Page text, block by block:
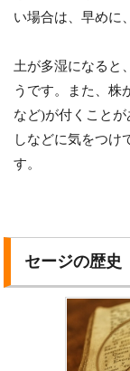
い場合は、早めに
土が多湿になると
うです。また、株
など)が付くこと
しなどに気をつけ
す。
セージの歴史